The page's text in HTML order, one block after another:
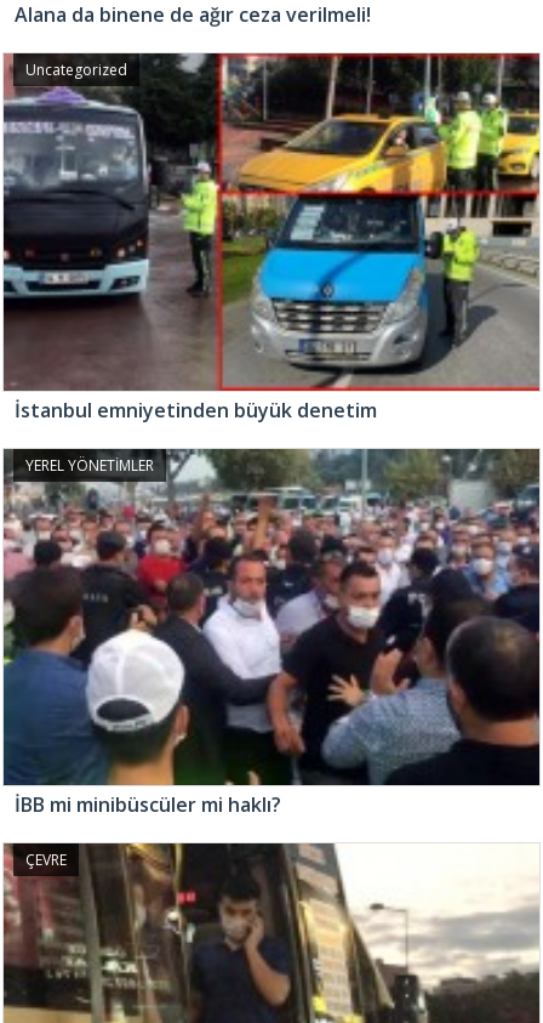
Alana da binene de ağır ceza verilmeli!
Uncategorized
İstanbul emniyetinden büyük denetim
YEREL YÖNETİMLER
İBB mi minibüscüler mi haklı?
ÇEVRE